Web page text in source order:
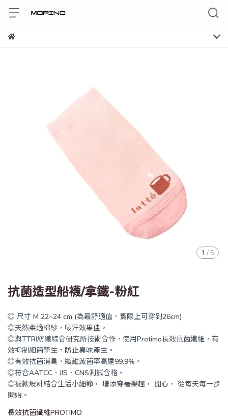
1 / 5
抗菌造型船襪/拿鐵-粉紅
◎ 尺寸 M 22~24 cm (為最舒適值，實際上可穿到26cm)
◎天然柔適棉紗，吸汗效果佳。
◎與TTRI紡織綜合研究所技術合作，使用Protimo長效抗菌纖維，有
效抑制細菌孳生，防止異味產生。
◎有效抗菌消臭，纖維滅菌率高達99.9%。
◎符合AATCC、JIS、CNS測試合格。
◎襪款設計結合生活小細節， 增添穿著樂趣， 開心， 從每天每一步
開始。
長效抗菌纖維PROTIMO